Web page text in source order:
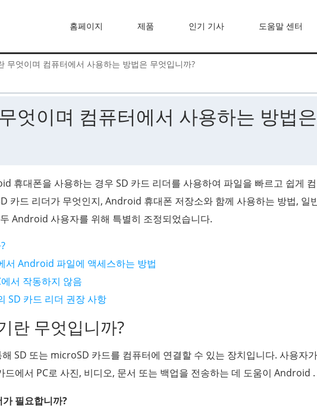
홈페이지 제품 인기 기사 도움말 센터
무엇이며 컴퓨터에서 사용하는 방법은 무엇입니까?
엇이며 컴퓨터에서 사용하는 방법
휴대폰을 사용하는 경우 SD 카드 리더를 사용하여 파일을 빠르고 쉽게
카드 리더가 무엇인지, Android 휴대폰 저장소와 함께 사용하는 방법, 일
Android 사용자를 위해 특별히 조정되었습니다.
서 Android 파일에 액세스하는 방법
서 작동하지 않음
SD 카드 리더 권장 사항
란 무엇입니까?
SD 또는 microSD 카드를 컴퓨터에 연결할 수 있는 장치입니다. 사용자
드에서 PC로 사진, 비디오, 문서 또는 백업을 전송하는 데 도움이 Android .
필요합니까?